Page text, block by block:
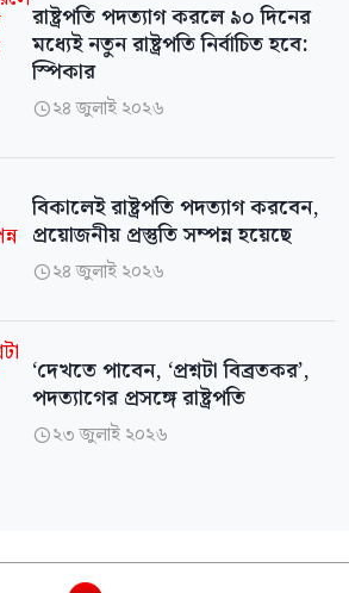
রাষ্ট্রপতি পদত্যাগ করলে ৯০ দিনের
মধ্যেই নতুন রাষ্ট্রপতি নির্বাচিত হবে:
স্পিকার
২৪ জুলাই ২০২৬
বিকালেই রাষ্ট্রপতি পদত্যাগ করবেন,
প্রয়োজনীয় প্রস্তুতি সম্পন্ন হয়েছে
২৪ জুলাই ২০২৬
‘দেখতে পাবেন, ‘প্রশ্নটা বিব্রতকর’,
পদত্যাগের প্রসঙ্গে রাষ্ট্রপতি
২৩ জুলাই ২০২৬